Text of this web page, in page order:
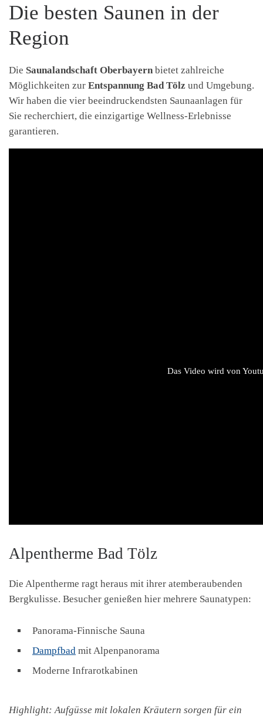
Die besten Saunen in der
Region
Die Saunalandschaft Oberbayern bietet zahlreiche
Möglichkeiten zur Entspannung Bad Tölz und Umgebung.
Wir haben die vier beeindruckendsten Saunaanlagen für
Sie recherchiert, die einzigartige Wellness-Erlebnisse
garantieren.
Das Video wird von
Alpentherme Bad Tölz
Die Alpentherme ragt heraus mit ihrer atemberaubenden
Bergkulisse. Besucher genießen hier mehrere Saunatypen:
Panorama-Finnische Sauna
Dampfbad mit Alpenpanorama
Moderne Infrarotkabinen
Highlight: Aufgüsse mit lokalen Kräutern sorgen für ein